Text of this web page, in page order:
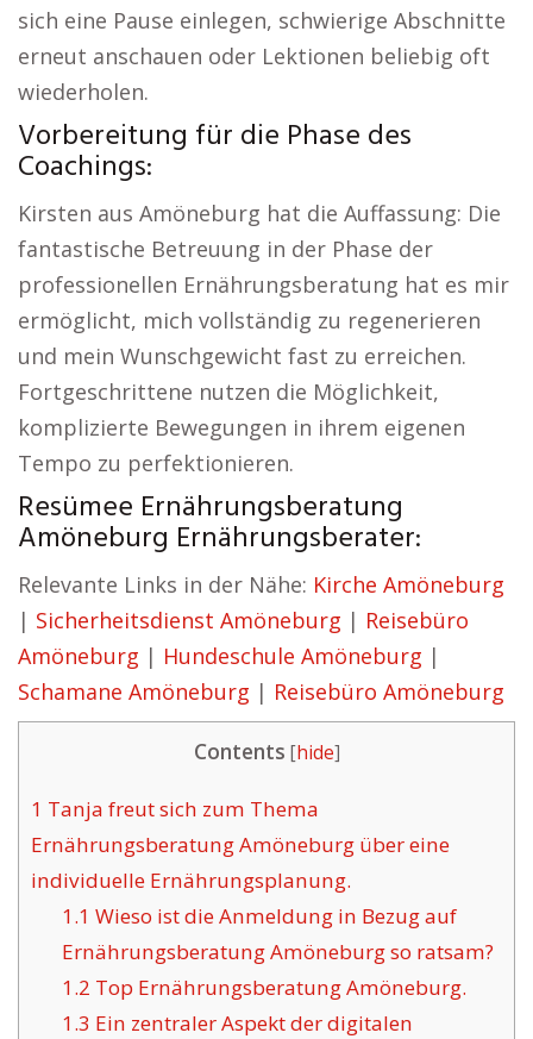
sich eine Pause einlegen, schwierige Abschnitte
erneut anschauen oder Lektionen beliebig oft
wiederholen.
Vorbereitung für die Phase des
Coachings:
Kirsten aus Amöneburg hat die Auffassung: Die
fantastische Betreuung in der Phase der
professionellen Ernährungsberatung hat es mir
ermöglicht, mich vollständig zu regenerieren
und mein Wunschgewicht fast zu erreichen.
Fortgeschrittene nutzen die Möglichkeit,
komplizierte Bewegungen in ihrem eigenen
Tempo zu perfektionieren.
Resümee Ernährungsberatung
Amöneburg Ernährungsberater:
Relevante Links in der Nähe: Kirche Amöneburg
| Sicherheitsdienst Amöneburg | Reisebüro
Amöneburg | Hundeschule Amöneburg |
Schamane Amöneburg | Reisebüro Amöneburg
Contents [hide]
1 Tanja freut sich zum Thema
Ernährungsberatung Amöneburg über eine
individuelle Ernährungsplanung.
1.1 Wieso ist die Anmeldung in Bezug auf
Ernährungsberatung Amöneburg so ratsam?
1.2 Top Ernährungsberatung Amöneburg.
1.3 Ein zentraler Aspekt der digitalen